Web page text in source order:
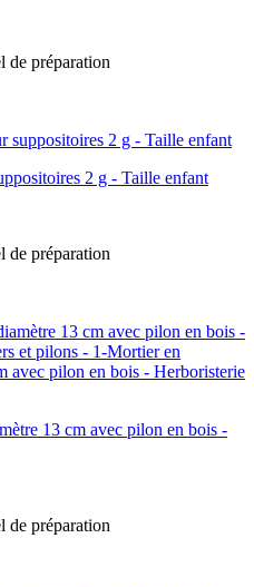
de préparation
2 g - Taille enfant
de préparation
13 cm avec pilon en bois -
de préparation